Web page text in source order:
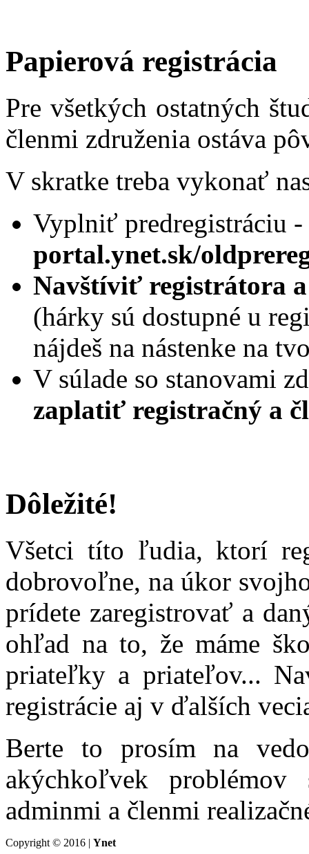
Papierová registrácia
Pre všetkých ostatných
členmi združenia ostáva
V skratke treba vykonať
Vyplniť predregistráciu -
portal.ynet.sk/
Navštíviť registrátora
(hárky sú dostupné u
nájdeš na nástenke na
V súlade so stanovami
zaplatiť registračný a
Dôležité!
Všetci títo ľudia, ktorí
dobrovoľne, na úkor
prídete zaregistrovať a
ohľad na to, že máme
priateľky a priateľov...
registrácie aj v ďalších
Berte to prosím na
akýchkoľvek
adminmi a členmi
Copyright © 2016 | Ynet